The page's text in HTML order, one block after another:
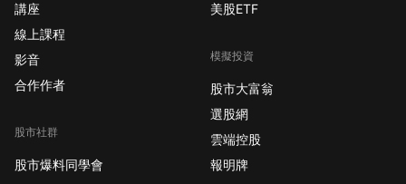
講座
線上課程
影音
合作作者
股市社群
股市爆料同學會
美股ETF
模擬投資
股市大富翁
選股網
雲端控股
報明牌